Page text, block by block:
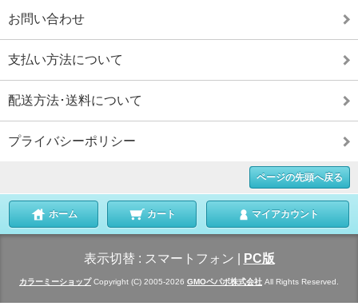
お問い合わせ
支払い方法について
配送方法･送料について
プライバシーポリシー
ページの先頭へ戻る
ホーム カート マイアカウント
表示切替 : スマートフォン PC版
カラーミーショップCopyright (C) 2005-2026 GMOペパボ株式会社 All Rights Reserved.